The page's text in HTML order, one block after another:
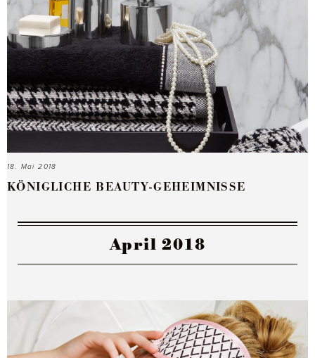
18. Mai 2018
KÖNIGLICHE BEAUTY-GEHEIMNISSE
April 2018